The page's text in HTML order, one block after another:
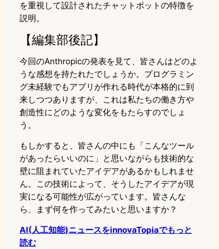
を重視して設計されたチャットボットの特徴を
説明。
【編集部後記】
今回のAnthropicの発表を見て、皆さんはどのよ
うな感想を持たれたでしょうか。プログラミン
グ未経験でもアプリが作れる時代が本格的に到
来しつつありますが、これは私たちの働き方や
創造性にどのような変化をもたらすのでしょ
う。
もしかすると、皆さんの中にも「こんなツール
があったらいいのに」と思いながらも技術的な
壁に阻まれていたアイデアがあるかもしれませ
ん。この技術によって、そうしたアイデアが現
実になる可能性が広がっています。皆さんな
ら、まず何を作ってみたいと思いますか？
AI(人工知能)ニュースをinnovaTopiaでもっと
読む